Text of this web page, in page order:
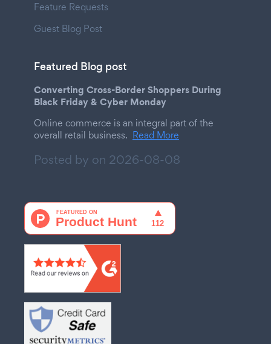
Feature Requests
Guest Blog Post
Featured Blog post
Converting Cross-Border Shoppers During
Black Friday & Cyber Monday
Online commerce is an integral part of the
overall retail business. Read More
Posted by on 2026-08-08